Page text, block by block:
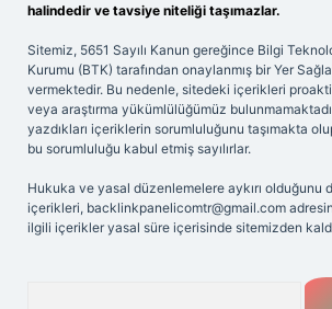
halindedir ve tavsiye niteliği taşımazlar.
Sitemiz, 5651 Sayılı Kanun gereğince Bilgi
Kurumu (BTK) tarafından onaylanmış bir Yer
vermektedir. Bu nedenle, sitedeki içerikleri
veya araştırma yükümlülüğümüz
yazdıkları içeriklerin sorumluluğunu taşımakta
bu sorumluluğu kabul etmiş sayılırlar.
Hukuka ve yasal düzenlemelere aykırı olduğunu
içerikleri, backlinkpanelicomtr@gmail.com
ilgili içerikler yasal süre içerisinde sitemizden